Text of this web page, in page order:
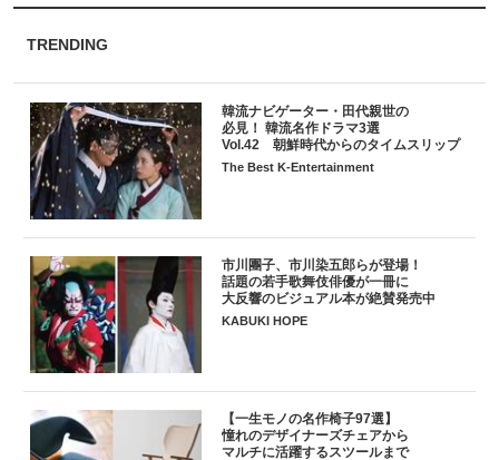
TRENDING
韓流ナビゲーター・田代親世の
必見！ 韓流名作ドラマ3選
Vol.42 朝鮮時代からのタイムスリップ
The Best K-Entertainment
市川團子、市川染五郎らが登場！
話題の若手歌舞伎俳優が一冊に
大反響のビジュアル本が絶賛発売中
KABUKI HOPE
【一生モノの名作椅子97選】
憧れのデザイナーズチェアから
マルチに活躍するスツールまで